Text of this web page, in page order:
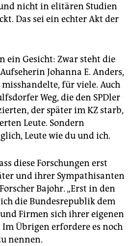
nicht in elitären Studien
Das sei ein echter Akt der
ein Gesicht: Zwar steht die
Johanna E. Anders,
für viele. Auch
Weg, die den SPDler
der später im KZ starb,
Leute. Sondern
Leute wie du und ich.
diese Forschungen erst
und ihrer Sympathisanten
Bajohr. „Erst in den
die Bundesrepublik dem
Firmen sich ihrer eigenen
Im Übrigen erfordere es noch
nennen.